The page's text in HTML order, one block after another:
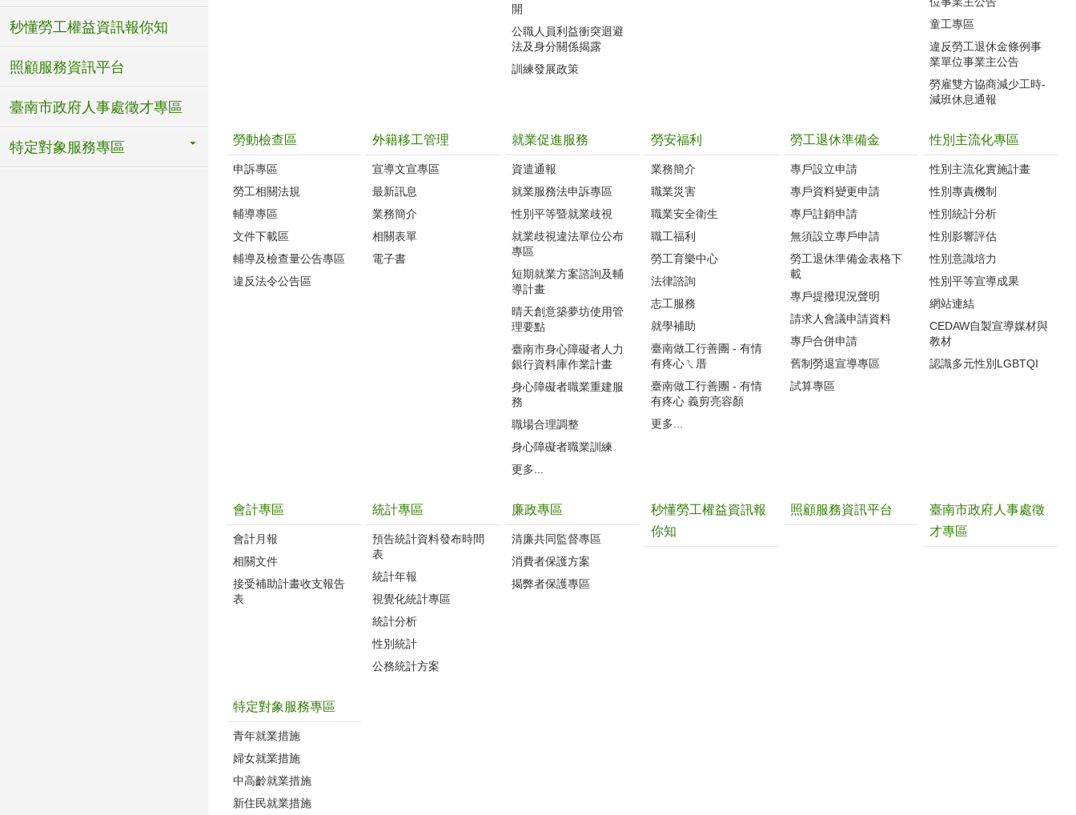
秒懂勞工權益資訊報你知
照顧服務資訊平台
臺南市政府人事處徵才專區
特定對象服務專區
開
公職人員利益衝突迴避
法及身分關係揭露
訓練發展政策
童工專區
違反勞工退休金條例事
業單位事業主公告
勞雇雙方協商減少工時-
減班休息通報
勞動檢查區
申訴專區
勞工相關法規
輔導專區
文件下載區
輔導及檢查量公告專區
違反法令公告區
外籍移工管理
宣導文宣專區
最新訊息
業務簡介
相關表單
電子書
就業促進服務
資遣通報
就業服務法申訴專區
性別平等暨就業歧視
就業歧視違法單位公布
專區
短期就業方案諮詢及輔
導計畫
晴天創意築夢坊使用管
理要點
臺南市身心障礙者人力
銀行資料庫作業計畫
身心障礙者職業重建服
務
職場合理調整
身心障礙者職業訓練
更多...
勞安福利
業務簡介
職業災害
職業安全衛生
職工福利
勞工育樂中心
法律諮詢
志工服務
就學補助
臺南做工行善團 - 有情
有疼心ㄟ厝
臺南做工行善團 - 有情
有疼心 義剪亮容顏
更多...
勞工退休準備金
專戶設立申請
專戶資料變更申請
專戶註銷申請
無須設立專戶申請
勞工退休準備金表格下
載
專戶提撥現況聲明
請求人會議申請資料
專戶合併申請
舊制勞退宣導專區
試算專區
性別主流化專區
性別主流化實施計畫
性別專責機制
性別統計分析
性別影響評估
性別意識培力
性別平等宣導成果
網站連結
CEDAW自製宣導媒材與
教材
認識多元性別LGBTQI
會計專區
會計月報
相關文件
接受補助計畫收支報告
表
統計專區
預告統計資料發布時間
表
統計年報
視覺化統計專區
統計分析
性別統計
公務統計方案
廉政專區
清廉共同監督專區
消費者保護方案
揭弊者保護專區
秒懂勞工權益資訊報
你知
照顧服務資訊平台
臺南市政府人事處徵
才專區
特定對象服務專區
青年就業措施
婦女就業措施
中高齡就業措施
新住民就業措施